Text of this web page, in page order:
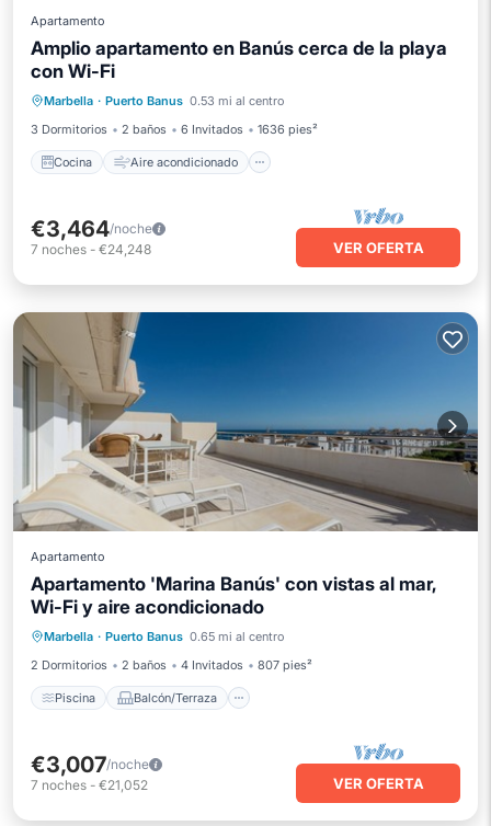
Apartamento
Amplio apartamento en Banús cerca de la playa
con Wi-Fi
Marbella · Puerto Banus 0.53 mi al centro
3 Dormitorios
2 baños 6 Invitados 1636 pies²
Cocina Aire acondicionado
Se admiten mascotas
€3,464/noche
7 noches - €24,248 VER OFERTA
Apartamento
Apartamento 'Marina Banús' con vistas al mar,
Wi-Fi y aire acondicionado
Marbella · Puerto Banus 0.65 mi al centro
2 Dormitorios
2 baños 4 Invitados 807 pies²
Piscina Balcón/Terraza
Piscina Balcón/Terraza
Aire acondicionado
€3,007/noche
7 noches - €21,052 VER OFERTA